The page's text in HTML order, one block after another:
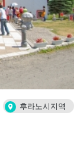
후라노시지역